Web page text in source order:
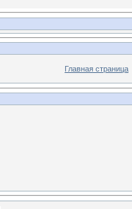
Главная страница